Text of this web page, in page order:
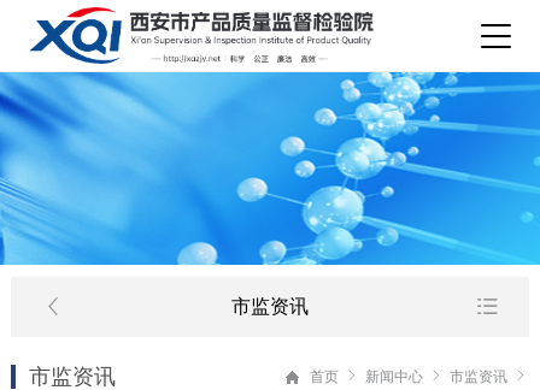
市监资讯
市监资讯 首页 新闻中心 市监资讯